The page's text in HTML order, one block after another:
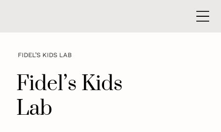
FIDEL’S KIDS LAB
Fidel’s Kids
Lab